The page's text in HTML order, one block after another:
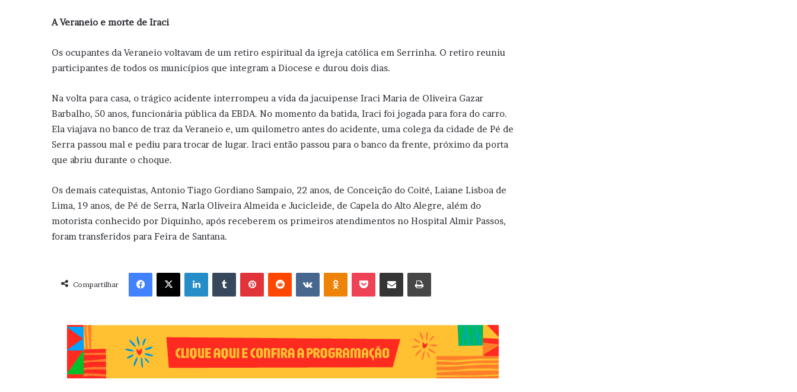
A Veraneio e morte de Iraci
Os ocupantes da Veraneio voltavam de um retiro espiritual da igreja católica em Serrinha. O retiro reuniu
participantes de todos os municípios que integram a Diocese e durou dois dias.
Na volta para casa, o trágico acidente interrompeu a vida da jacuipense Iraci Maria de Oliveira Gazar
Barbalho, 50 anos, funcionária pública da EBDA. No momento da batida, Iraci foi jogada para fora do carro.
Ela viajava no banco de traz da Veraneio e, um quilometro antes do acidente, uma colega da cidade de Pé de
Serra passou mal e pediu para trocar de lugar. Iraci então passou para o banco da frente, próximo da porta
que abriu durante o choque.
Os demais catequistas, Antonio Tiago Gordiano Sampaio, 22 anos, de Conceição do Coité, Laiane Lisboa de
Lima, 19 anos, de Pé de Serra, Narla Oliveira Almeida e Jucicleide, de Capela do Alto Alegre, além do
motorista conhecido por Diquinho, após receberem os primeiros atendimentos no Hospital Almir Passos,
foram transferidos para Feira de Santana.
Compartilhar
Facebook X Linkedin VK OK